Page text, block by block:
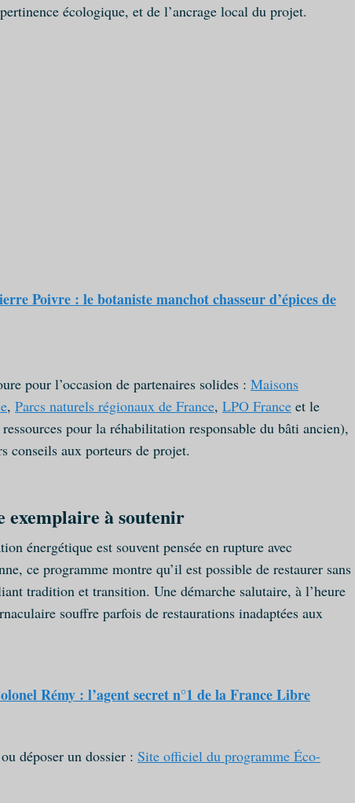
écologique, et de l’ancrage local du projet.
Poivre : le botaniste manchot chasseur d’épices de
pour l’occasion de partenaires solides :Maisons
,Parcs naturels régionaux de France,LPO France et le
pour la réhabilitation responsable du bâti ancien),
conseils aux porteurs de projet.
exemplaire à soutenir
énergétique est souvent pensée en rupture avec
ce programme montre qu’il est possible de restaurer sans
tradition et transition. Une démarche salutaire, à l’heure
souffre parfois de restaurations inadaptées aux
Rémy : l’agent secret n°1 de la France Libre
déposer un dossier :Site officiel du programme Éco-